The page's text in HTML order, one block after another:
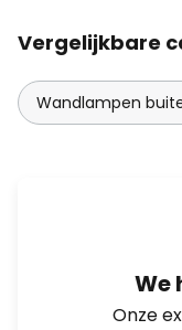
Vergelijkbare
Wandlampen
We
Onze